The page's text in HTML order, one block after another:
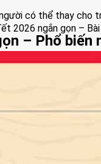
có thể thay cho
2026 ngắn gọn –
– Phổ biến